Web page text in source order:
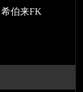
希伯来FK